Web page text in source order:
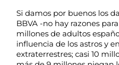
Si damos por buenos los
BBVA -no hay razones
millones de adultos
influencia de los astros y
extraterrestres; casi 10